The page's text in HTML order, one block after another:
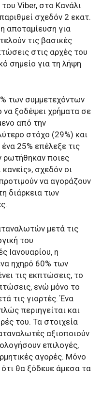
Viber, στο Κανάλι
σχεδόν 2 εκατ.
αποταμίευση για
τις βασικές
στις αρχές του
σημείο για τη λήψη
των συμμετεχόντων
να ξοδέψει χρήματα σε
από την
στόχο (29%) και
25% επέλεξε τις
ρωτήθηκαν ποιες
κανείς», σχεδόν οι
να αγοράζουν
διάρκεια των
μετά τις
του
Ιανουαρίου, η
ηχηρό 60% των
τις εκπτώσεις, το
ενώ μόνο το
τις γιορτές. Ένα
περιηγείται και
του. Τα στοιχεία
αξιοποιούν
επιλογές,
αγορές. Μόνο
θα ξόδευε άμεσα τα